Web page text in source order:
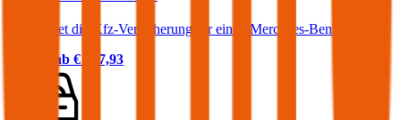
Was kostet die Kfz-Versicherung für einen Mercedes-Benz GLE?
Prämie ab € 107,93